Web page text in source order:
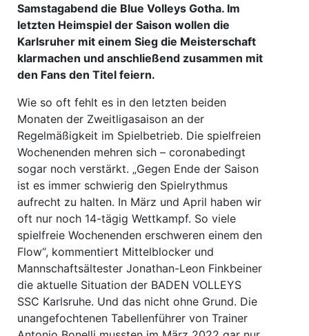
Samstagabend die Blue Volleys Gotha. Im
letzten Heimspiel der Saison wollen die
Karlsruher mit einem Sieg die Meisterschaft
klarmachen und anschließend zusammen mit
den Fans den Titel feiern.
Wie so oft fehlt es in den letzten beiden
Monaten der Zweitligasaison an der
Regelmäßigkeit im Spielbetrieb. Die spielfreien
Wochenenden mehren sich – coronabedingt
sogar noch verstärkt. „Gegen Ende der Saison
ist es immer schwierig den Spielrythmus
aufrecht zu halten. In März und April haben wir
oft nur noch 14-tägig Wettkampf. So viele
spielfreie Wochenenden erschweren einem den
Flow“, kommentiert Mittelblocker und
Mannschaftsältester Jonathan-Leon Finkbeiner
die aktuelle Situation der BADEN VOLLEYS
SSC Karlsruhe. Und das nicht ohne Grund. Die
unangefochtenen Tabellenführer von Trainer